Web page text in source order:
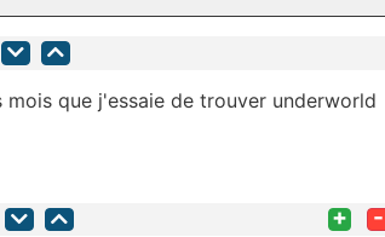
que j'essaie de trouver underworld
+ -